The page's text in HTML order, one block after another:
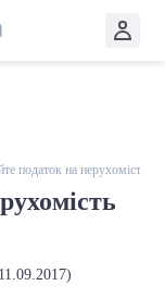
податок на нерухомість